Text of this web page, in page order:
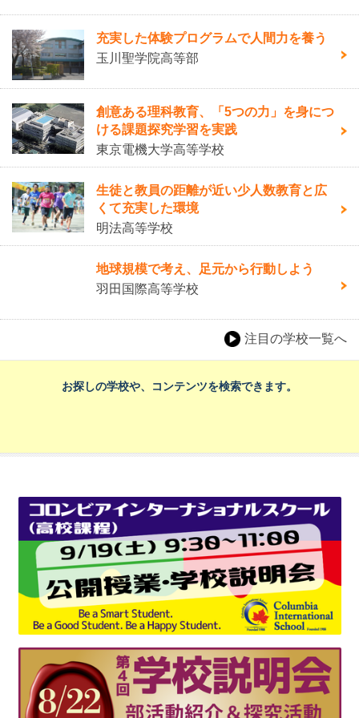
充実した体験プログラムで人間力を養う
玉川聖学院高等部
創意ある理科教育、「5つの力」を身につ
ける課題探究学習を実践
東京電機大学高等学校
生徒と教員の距離が近い少人数教育と広
くて充実した環境
明法高等学校
地球規模で考え、足元から行動しよう
羽田国際高等学校
注目の学校一覧へ
お探しの学校や、コンテンツを検索できます。